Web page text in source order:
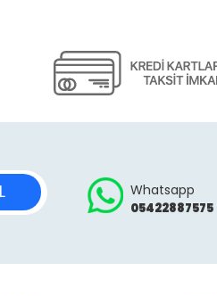
Whatsapp
05422887575